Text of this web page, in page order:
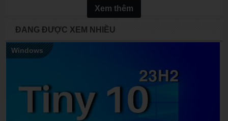
Xem thêm
ĐANG ĐƯỢC XEM NHIỀU
Windows